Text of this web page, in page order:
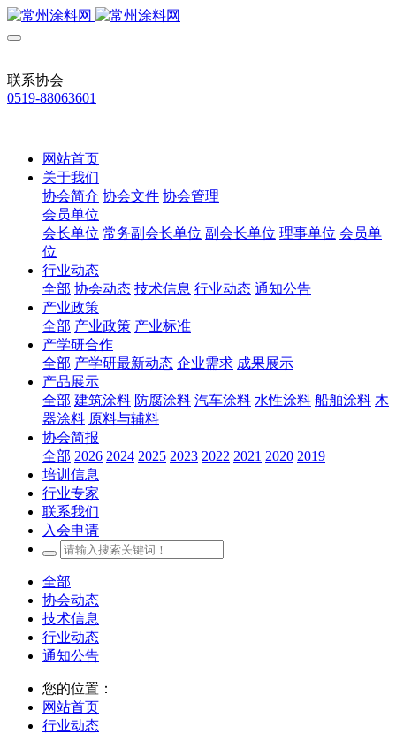
联系协会
0519-88063601
网站首页
关于我们
协会简介 协会文件 协会管理
会员单位
会长单位 常务副会长单位 副会长单位 理事单位 会员单
位
行业动态
全部 协会动态 技术信息 行业动态 通知公告
产业政策
全部 产业政策 产业标准
产学研合作
全部 产学研最新动态 企业需求 成果展示
产品展示
全部 建筑涂料 防腐涂料 汽车涂料 水性涂料 船舶涂料 木
器涂料 原料与辅料
协会简报
全部 2026 2024 2025 2023 2022 2021 2020 2019
培训信息
行业专家
联系我们
入会申请
全部
协会动态
技术信息
行业动态
通知公告
您的位置：
网站首页
行业动态